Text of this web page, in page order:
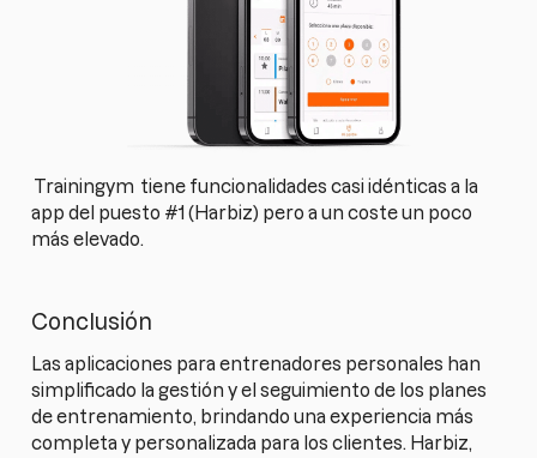
Trainingym tiene funcionalidades casi idénticas a la
app del puesto #1 (Harbiz) pero a un coste un poco
más elevado.
Conclusión
Las aplicaciones para entrenadores personales han
simplificado la gestión y el seguimiento de los planes
de entrenamiento, brindando una experiencia más
completa y personalizada para los clientes. Harbiz,